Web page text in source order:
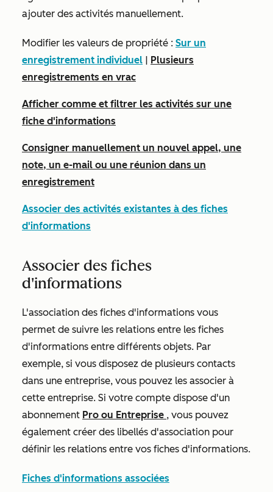
ajouter des activités manuellement.
Modifier les valeurs de propriété : Sur un
enregistrement individuel | Plusieurs
enregistrements en vrac
Afficher comme et filtrer les activités sur une
fiche d'informations
Consigner manuellement un nouvel appel, une
note, un e-mail ou une réunion dans un
enregistrement
Associer des activités existantes à des fiches
d'informations
Associer des fiches
d'informations
L'association des fiches d'informations vous
permet de suivre les relations entre les fiches
d'informations entre différents objets. Par
exemple, si vous disposez de plusieurs contacts
dans une entreprise, vous pouvez les associer à
cette entreprise. Si votre compte dispose d'un
abonnement Pro ou Entreprise , vous pouvez
également créer des libellés d'association pour
définir les relations entre vos fiches d'informations.
Fiches d'informations associées